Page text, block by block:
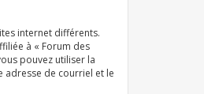
internet différents.
à « Forum des
pouvez utiliser la
adresse de courriel et le